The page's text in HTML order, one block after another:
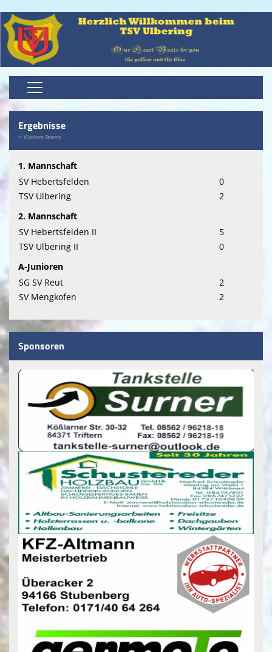
Home
Vereinsnews
Schiedsrichter
der Verein
Downloads
Heimspielplan
Terminkalender
FANSHOPS
Ergebnisse
Weitere Teams
1. Mannschaft
SV Hebertsfelden
0
TSV Ulbering
2
2. Mannschaft
SV Hebertsfelden II
5
TSV Ulbering II
0
A-Junioren
SG SV Reut
2
SV Mengkofen
2
Sponsoren